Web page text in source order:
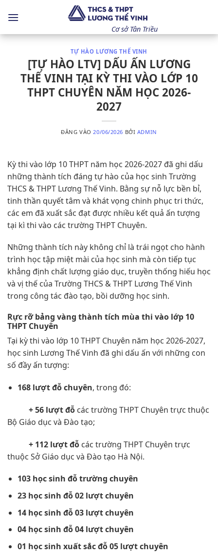
qua
Cơ sở Tân Triều
TỰ HÀO LƯƠNG THẾ VINH
[TỰ HÀO LTV] DẤU ẤN LƯƠNG
THẾ VINH TẠI KỲ THI VÀO LỚP 10
THPT CHUYÊN NĂM HỌC 2026-
2027
ĐĂNG VÀO 20/06/2026 BỞI ADMIN
Kỳ thi vào lớp 10 THPT năm học 2026-2027 đã ghi dấu
những thành tích đáng tự hào của học sinh Trường
THCS & THPT Lương Thế Vinh. Bằng sự nỗ lực bền bỉ,
tinh thần quyết tâm và khát vọng chinh phục tri thức,
các em đã xuất sắc đạt được nhiều kết quả ấn tượng
tại kì thi vào các trường THPT Chuyên.
Những thành tích này không chỉ là trái ngọt cho hành
trình học tập miệt mài của học sinh mà còn tiếp tục
khẳng định chất lượng giáo dục, truyền thống hiếu học
và vị thế của Trường THCS & THPT Lương Thế Vinh
trong công tác đào tạo, bồi dưỡng học sinh.
Rực rỡ bảng vàng thành tích mùa thi vào lớp 10
THPT Chuyên
Tại kỳ thi vào lớp 10 THPT Chuyên năm học 2026-2027,
học sinh Lương Thế Vinh đã ghi dấu ấn với những con
số đầy ấn tượng:
168 lượt đỗ chuyên, trong đó:
+ 56 lượt đỗ các trường THPT Chuyên trực thuộc
Bộ Giáo dục và Đào tạo;
+ 112 lượt đỗ các trường THPT Chuyên trực
thuộc Sở Giáo dục và Đào tạo Hà Nội.
103 học sinh đỗ trường chuyên
23 học sinh đỗ 02 lượt chuyên
14 học sinh đỗ 03 lượt chuyên
04 học sinh đỗ 04 lượt chuyên
01 học sinh xuất sắc đỗ 05 lượt chuyên